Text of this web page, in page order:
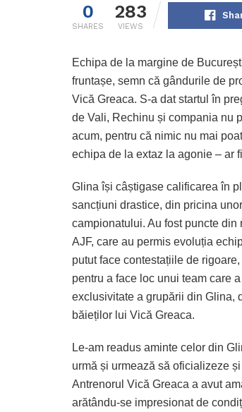
0
SHARES
283
VIEWS
Echipa de la margine de
fruntașe, semn că gândurile de
Vică Greaca. S-a dat startul în
de Vali, Rechinu și compania nu
acum, pentru că nimic nu mai
echipa de la extaz la agonie – ar
Glina își câștigase calificarea în
sancțiuni drastice, din pricina
campionatului. Au fost puncte
AJF, care au permis evoluția
putut face contestațiile de
pentru a face loc unui team care
exclusivitate a grupării din Glina,
băieților lui Vică Greaca.
Le-am readus aminte celor din
urmă și urmează să oficializeze
Antrenorul Vică Greaca a avut
arătându-se impresionat de